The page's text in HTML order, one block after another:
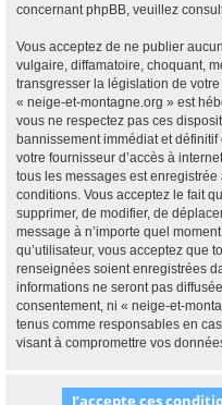
concernant phpBB, veuillez
Vous acceptez de ne publier
vulgaire, diffamatoire, choquant,
transgresser la législation de
« neige-et-montagne.org » est
vous ne respectez pas ces
bannissement immédiat et
votre fournisseur d’accès à
tous les messages est
conditions. Vous acceptez le fait
supprimer, de modifier, de
message à n’importe quel
qu’utilisateur, vous acceptez que
renseignées soient enregistrées
informations ne seront pas
consentement, ni « neige-et-
tenus comme responsables en
visant à compromettre vos